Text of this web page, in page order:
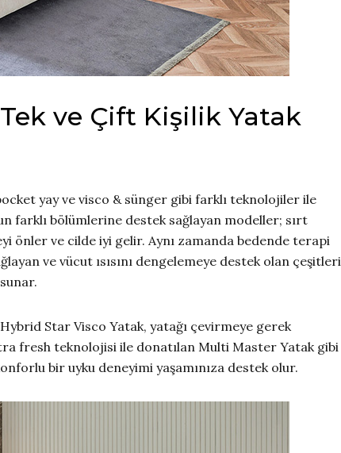
ve Çift Kişilik Yatak
yay ve visco & sünger gibi farklı teknolojiler ile
farklı bölümlerine destek sağlayan modeller; sırt
önler ve cilde iyi gelir. Aynı zamanda bedende terapi
ve vücut ısısını dengelemeye destek olan çeşitleri
Star Visco Yatak, yatağı çevirmeye gerek
fresh teknolojisi ile donatılan Multi Master Yatak gibi
bir uyku deneyimi yaşamınıza destek olur.